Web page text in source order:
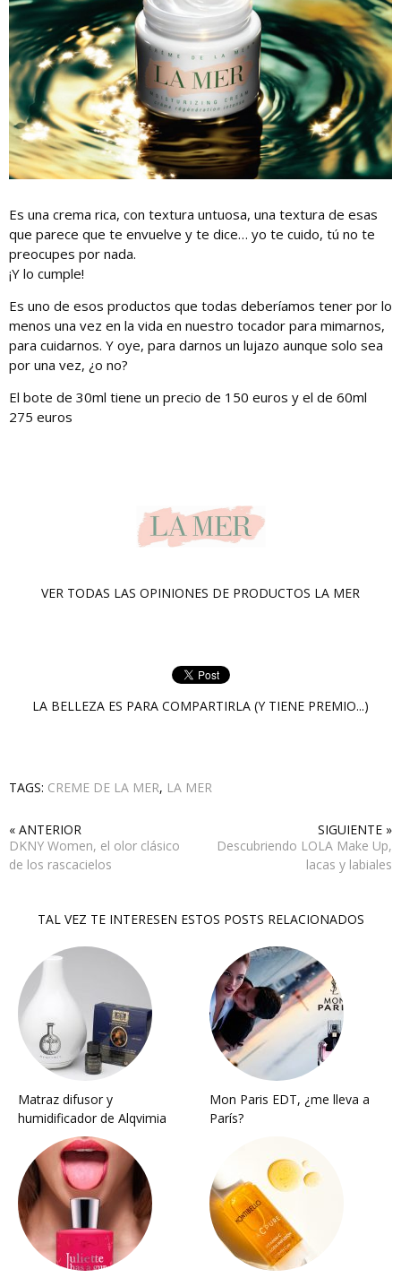
Es una crema rica, con textura untuosa, una textura de esas
que parece que te envuelve y te dice… yo te cuido, tú no te
preocupes por nada.
¡Y lo cumple!
Es uno de esos productos que todas deberíamos tener por lo
menos una vez en la vida en nuestro tocador para mimarnos,
para cuidarnos. Y oye, para darnos un lujazo aunque solo sea
por una vez, ¿o no?
El bote de 30ml tiene un precio de 150 euros y el de 60ml
275 euros
VER TODAS LAS OPINIONES DE PRODUCTOS LA MER
LA BELLEZA ES PARA COMPARTIRLA (Y TIENE PREMIO...)
TAGS: CREME DE LA MER, LA MER
« ANTERIOR
DKNY Women, el olor clásico
de los rascacielos
SIGUIENTE »
Descubriendo LOLA Make Up,
lacas y labiales
TAL VEZ TE INTERESEN ESTOS POSTS RELACIONADOS
Matraz difusor y
humidificador de Alqvimia
Mon Paris EDT, ¿me lleva a
París?